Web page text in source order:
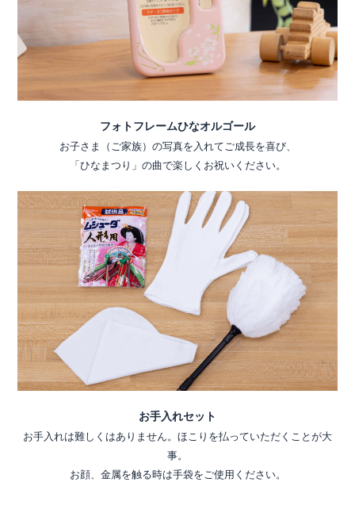
フォトフレームひなオルゴール
お子さま（ご家族）の写真を入れてご成長を喜び、
「ひなまつり」の曲で楽しくお祝いください。
お手入れセット
お手入れは難しくはありません。ほこりを払っていただくことが大
事。
お顔、金属を触る時は手袋をご使用ください。